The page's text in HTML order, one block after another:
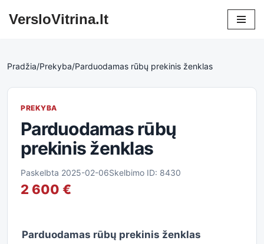
VersloVitrina.lt
Pradžia/Prekyba/Parduodamas rūbų prekinis ženklas
PREKYBA
Parduodamas rūbų
prekinis ženklas
Paskelbta 2025-02-06Skelbimo ID: 8430
2 600 €
Parduodamas rūbų prekinis ženklas